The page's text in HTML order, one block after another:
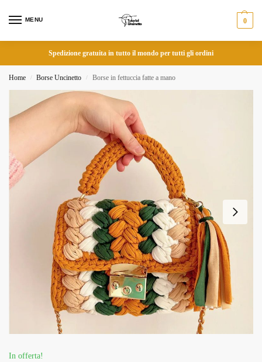
MENU 0
Spedizione gratuita in tutto il mondo per tutti gli ordini
Home / Borse Uncinetto / Borse in fettuccia fatte a mano
In offerta!